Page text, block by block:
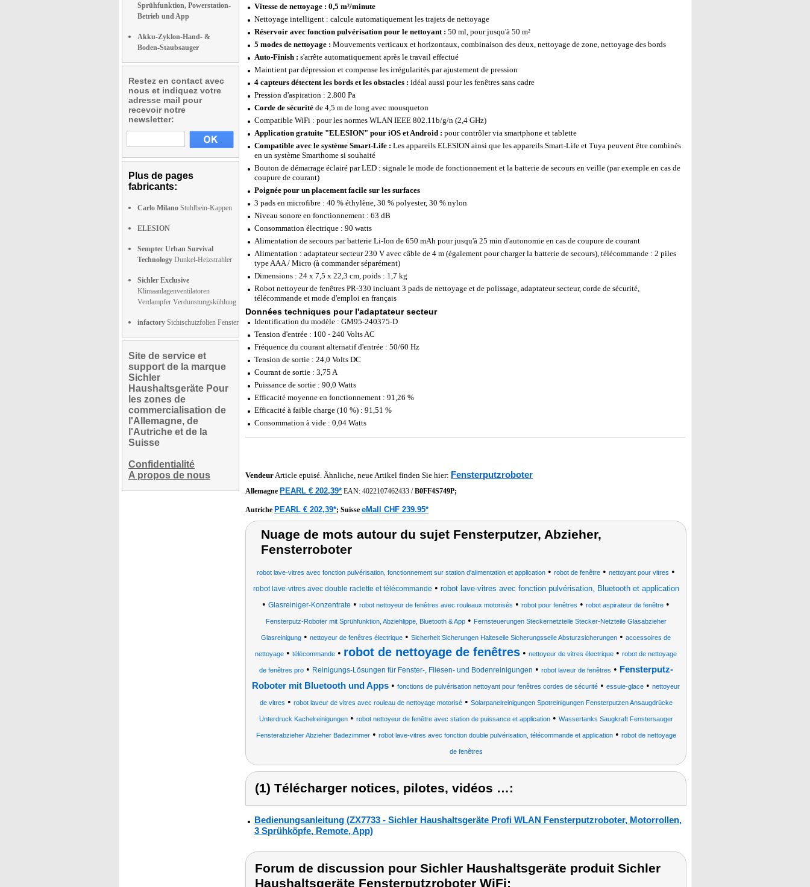
Sprühfunktion, Powerstation-
Betrieb und App
Akku-Zyklon-Hand- &
Boden-Staubsauger
Restez en contact avec
nous et indiquez votre
adresse mail pour
recevoir notre
newsletter:
Plus de pages
fabricants:
Carlo Milano Stuhlbein-Kappen
ELESION
Semptec Urban Survival
Technology Dunkel-Heizstrahler
Sichler Exclusive
Klimaanlagenventilatoren
Verdampfer Verdunstungskühlung
infactory Sichtschutzfolien Fenster
Site de service et
support de la marque
Sichler
Haushaltsgeräte Pour
les zones de
commercialisation de
l'Allemagne, de
l'Autriche et de la
Suisse
Confidentialité
A propos de nous
Vitesse de nettoyage : 0,5 m²/minute
Nettoyage intelligent : calcule automatiquement les trajets de nettoyage
Réservoir avec fonction pulvérisation pour le nettoyant : 50 ml, pour jusqu'à 50 m²
5 modes de nettoyage : Mouvements verticaux et horizontaux, combinaison des deux, nettoyage de zone, nettoyage des bords
Auto-Finish : s'arrête automatiquement après le travail effectué
Maintient par dépression et compense les irrégularités par ajustement de pression
4 capteurs détectent les bords et les obstacles : idéal aussi pour les fenêtres sans cadre
Pression d'aspiration : 2.800 Pa
Corde de sécurité de 4,5 m de long avec mousqueton
Compatible WiFi : pour les normes WLAN IEEE 802.11b/g/n (2,4 GHz)
Application gratuite "ELESION" pour iOS et Android : pour contrôler via smartphone et tablette
Compatible avec le système Smart-Life : Les appareils ELESION ainsi que les appareils Smart-Life et Tuya peuvent être combinés
en un système Smarthome si souhaité
Bouton de démarrage éclairé par LED : signale le mode de fonctionnement et la batterie de secours en veille (par exemple en cas de
coupure de courant)
Poignée pour un placement facile sur les surfaces
3 pads en microfibre : 40 % éthylène, 30 % polyester, 30 % nylon
Niveau sonore en fonctionnement : 63 dB
Consommation électrique : 90 watts
Alimentation de secours par batterie Li-Ion de 650 mAh pour jusqu'à 25 min d'autonomie en cas de coupure de courant
Alimentation : adaptateur secteur 230 V avec câble de 4 m (également pour charger la batterie de secours), télécommande : 2 piles
type AAA / Micro (à commander séparément)
Dimensions : 24 x 7,5 x 22,3 cm, poids : 1,7 kg
Robot nettoyeur de fenêtres PR-330 incluant 3 pads de nettoyage et de polissage, adaptateur secteur, corde de sécurité,
télécommande et mode d'emploi en français
Données techniques pour l'adaptateur secteur
Identification du modèle : GM95-240375-D
Tension d'entrée : 100 - 240 Volts AC
Fréquence du courant alternatif d'entrée : 50/60 Hz
Tension de sortie : 24,0 Volts DC
Courant de sortie : 3,75 A
Puissance de sortie : 90,0 Watts
Efficacité moyenne en fonctionnement : 91,26 %
Efficacité à faible charge (10 %) : 91,51 %
Consommation à vide : 0,04 Watts
VendeurArticle epuisé. Ähnliche, neue Artikel finden Sie hier: Fensterputzroboter
Allemagne PEARL € 202,39* EAN: 4022107462433 /B0FF4S749P;
Autriche PEARL € 202,39*; Suisse eMall CHF 239.95*
Nuage de mots autour du sujet Fensterputzer, Abzieher,
Fensterroboter
robot lave-vitres avec fonction pulvérisation, fonctionnement sur station d'alimentation et application • robot de fenêtre • nettoyant pour vitres •
robot lave-vitres avec double raclette et télécommande • robot lave-vitres avec fonction pulvérisation, Bluetooth et application
• Glasreiniger-Konzentrate • robot nettoyeur de fenêtres avec rouleaux motorisés • robot pour fenêtres • robot aspirateur de fenêtre •
Fensterputz-Roboter mit Sprühfunktion, Abziehlippe, Bluetooth & App• Fernsteuerungen Steckernetzteile Stecker-Netzteile Glasabzieher
Glasreinigung • nettoyeur de fenêtres électrique • Sicherheit Sicherungen Halteseile Sicherungsseile Absturzsicherungen • accessoires de
nettoyage • télécommande • robot de nettoyage de fenêtres • nettoyeur de vitres électrique • robot de nettoyage
de fenêtres pro• Reinigungs-Lösungen für Fenster-, Fliesen- und Bodenreinigungen • robot laveur de fenêtres • Fensterputz-
Roboter mit Bluetooth und Apps • fonctions de pulvérisation nettoyant pour fenêtres cordes de sécurité • essuie-glace • nettoyeur
de vitres • robot laveur de vitres avec rouleau de nettoyage motorisé• Solarpanelreinigungen Spotreinigungen Fensterputzen Ansaugdrücke
Unterdruck Kachelreinigungen• robot nettoyeur de fenêtre avec station de puissance et application• Wassertanks Saugkraft Fenstersauger
Fensterabzieher Abzieher Badezimmer• robot lave-vitres avec fonction double pulvérisation, télécommande et application• robot de nettoyage
de fenêtres
(1) Télécharger notices, pilotes, vidéos …:
Bedienungsanleitung (ZX7733 - Sichler Haushaltsgeräte Profi WLAN Fensterputzroboter, Motorrollen,
3 Sprühköpfe, Remote, App)
Forum de discussion pour Sichler Haushaltsgeräte produit Sichler
Haushaltsgeräte Fensterputzroboter WiFi: